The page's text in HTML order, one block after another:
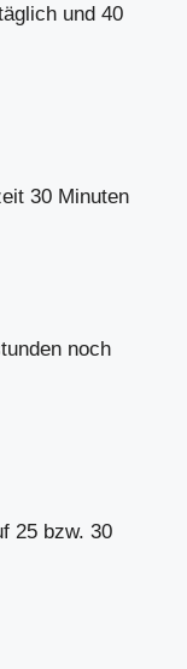
und 40
30 Minuten
noch
25 bzw. 30